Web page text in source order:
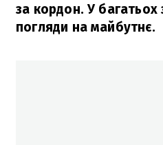
за кордон. У багатьох
погляди на майбутнє.